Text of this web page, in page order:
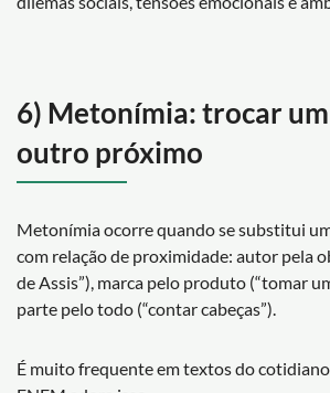
6) Metonímia: trocar
outro próximo
Metonímia ocorre quando se substitui
com relação de proximidade: autor pela
de Assis”), marca pelo produto (“tomar
parte pelo todo (“contar cabeças”).
É muito frequente em textos do